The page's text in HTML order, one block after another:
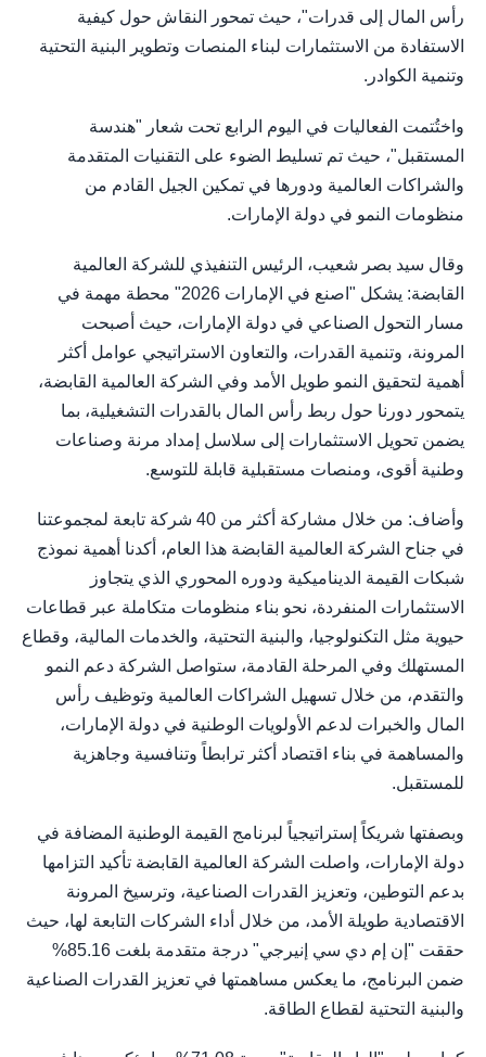
رأس المال إلى قدرات"، حيث تمحور النقاش حول كيفية
الاستفادة من الاستثمارات لبناء المنصات وتطوير البنية التحتية
وتنمية الكوادر.
واختُتمت الفعاليات في اليوم الرابع تحت شعار "هندسة
المستقبل"، حيث تم تسليط الضوء على التقنيات المتقدمة
والشراكات العالمية ودورها في تمكين الجيل القادم من
منظومات النمو في دولة الإمارات.
وقال سيد بصر شعيب، الرئيس التنفيذي للشركة العالمية
القابضة: يشكل "اصنع في الإمارات 2026" محطة مهمة في
مسار التحول الصناعي في دولة الإمارات، حيث أصبحت
المرونة، وتنمية القدرات، والتعاون الاستراتيجي عوامل أكثر
أهمية لتحقيق النمو طويل الأمد وفي الشركة العالمية القابضة،
يتمحور دورنا حول ربط رأس المال بالقدرات التشغيلية، بما
يضمن تحويل الاستثمارات إلى سلاسل إمداد مرنة وصناعات
وطنية أقوى، ومنصات مستقبلية قابلة للتوسع.
وأضاف: من خلال مشاركة أكثر من 40 شركة تابعة لمجموعتنا
في جناح الشركة العالمية القابضة هذا العام، أكدنا أهمية نموذج
شبكات القيمة الديناميكية ودوره المحوري الذي يتجاوز
الاستثمارات المنفردة، نحو بناء منظومات متكاملة عبر قطاعات
حيوية مثل التكنولوجيا، والبنية التحتية، والخدمات المالية، وقطاع
المستهلك وفي المرحلة القادمة، ستواصل الشركة دعم النمو
والتقدم، من خلال تسهيل الشراكات العالمية وتوظيف رأس
المال والخبرات لدعم الأولويات الوطنية في دولة الإمارات،
والمساهمة في بناء اقتصاد أكثر ترابطاً وتنافسية وجاهزية
للمستقبل.
وبصفتها شريكاً إستراتيجياً لبرنامج القيمة الوطنية المضافة في
دولة الإمارات، واصلت الشركة العالمية القابضة تأكيد التزامها
بدعم التوطين، وتعزيز القدرات الصناعية، وترسيخ المرونة
الاقتصادية طويلة الأمد، من خلال أداء الشركات التابعة لها، حيث
حققت "إن إم دي سي إنيرجي" درجة متقدمة بلغت 85.16%
ضمن البرنامج، ما يعكس مساهمتها في تعزيز القدرات الصناعية
والبنية التحتية لقطاع الطاقة.